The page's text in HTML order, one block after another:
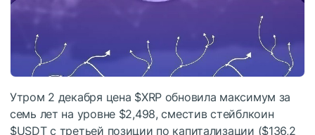
Утром 2 декабря цена $XRP обновила максимум за
семь лет на уровне $2,498, сместив стейблкоин
$USDTс третьей позиции по капитализации ($136,2